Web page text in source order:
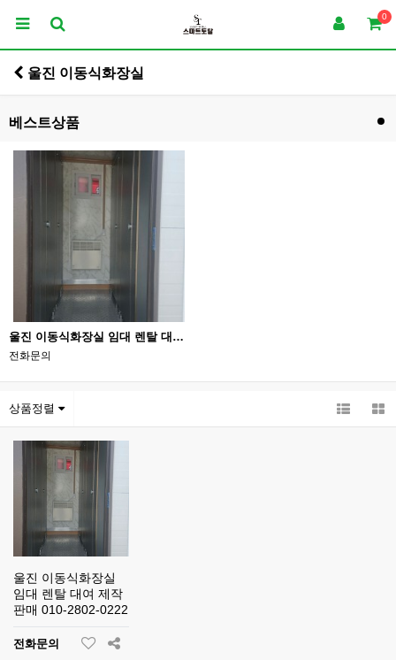
0
울진 이동식화장실
베스트상품
울진 이동식화장실 임대 렌탈 대여 제작 판매 010-2802-0222
전화문의
상품정렬
울진 이동식화장실
임대 렌탈 대여 제작
판매 010-2802-0222
전화문의